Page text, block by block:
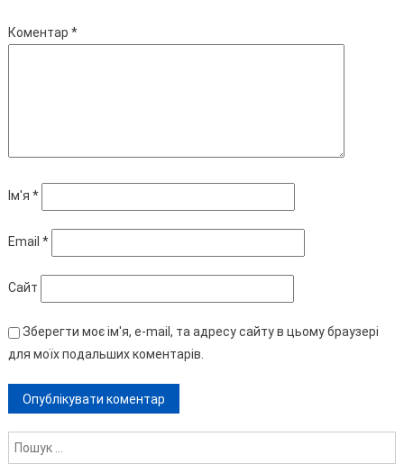
Коментар *
Ім'я *
Email *
Сайт
Зберегти моє ім'я, e-mail, та адресу сайту в цьому браузері
для моїх подальших коментарів.
Пошук: